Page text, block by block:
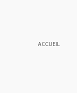
ACCUEIL